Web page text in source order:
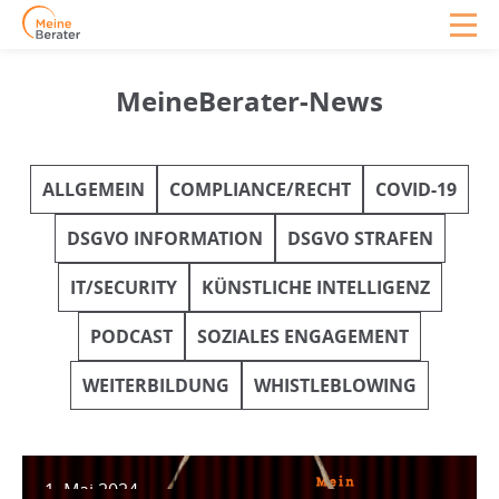
MeineBerater-News
ALLGEMEIN COMPLIANCE/RECHT
COVID-19
DSGVO INFORMATION
DSGVO STRAFEN
IT/SECURITY
KÜNSTLICHE INTELLIGENZ
PODCAST
SOZIALES ENGAGEMENT
WEITERBILDUNG
WHISTLEBLOWING
1. Mai 2024